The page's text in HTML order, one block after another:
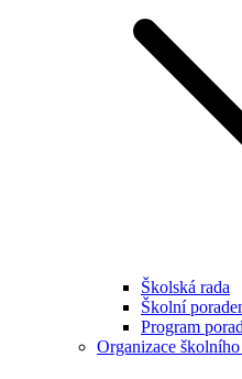
Školská rada
Školní
Program
Organizace